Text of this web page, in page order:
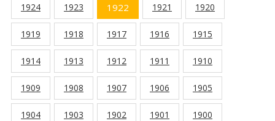
1924 1923 1922 1921 1920
1919 1918 1917 1916 1915
1914 1913 1912 1911 1910
1909 1908 1907 1906 1905
1904 1903 1902 1901 1900